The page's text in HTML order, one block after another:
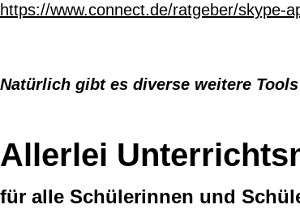
https://www.connect.de/ratgeber/skype-
Natürlich gibt es diverse weitere
Allerlei
für alle Schülerinnen und